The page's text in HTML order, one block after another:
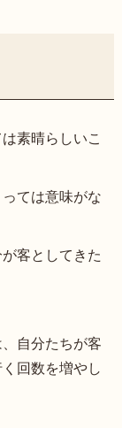
素晴らしいこ
ては意味がな
客としてきた
自分たちが客
回数を増やし